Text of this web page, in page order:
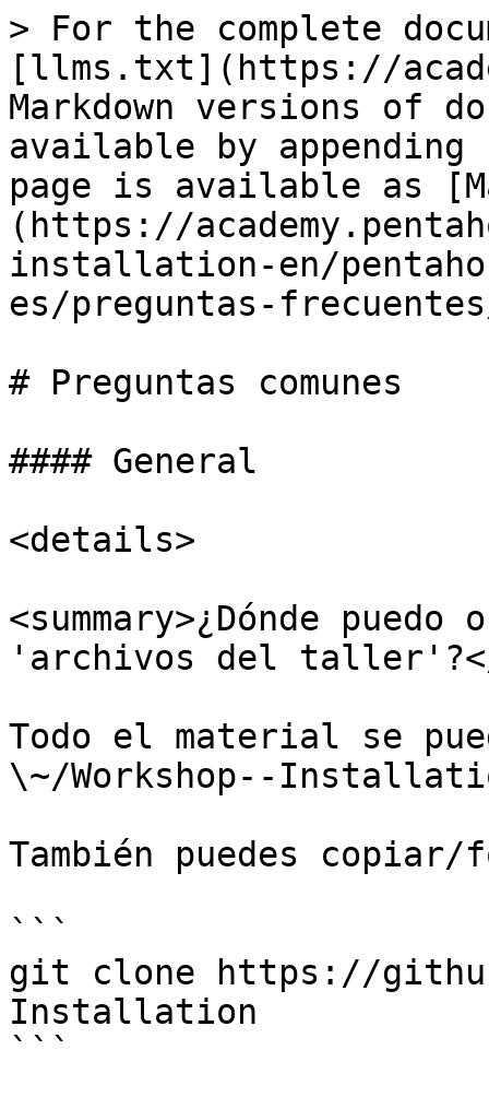
> For the complete
[llms.txt](https://
Markdown versions of
available by
page is available as
(https://
installation-en/
es/preguntas-
# Preguntas comunes
#### General
<details>
<summary>¿Dónde
'archivos del taller'?</
Todo el material se
\~/Workshop--
También puedes
```
git clone https://
Installation
```